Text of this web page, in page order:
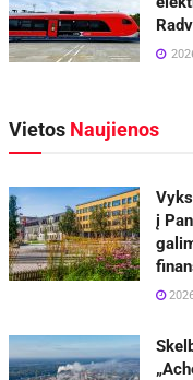
Vietos Naujienos
į